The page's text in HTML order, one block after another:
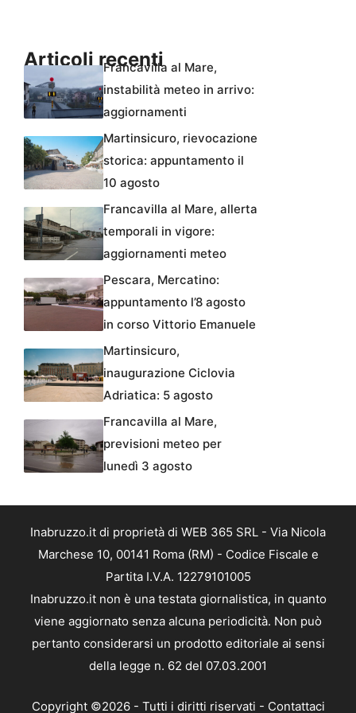
Articoli recenti
Francavilla al Mare,
instabilità meteo in arrivo:
aggiornamenti
Martinsicuro, rievocazione
storica: appuntamento il
10 agosto
Francavilla al Mare, allerta
temporali in vigore:
aggiornamenti meteo
Pescara, Mercatino:
appuntamento l’8 agosto
in corso Vittorio Emanuele
Martinsicuro,
inaugurazione Ciclovia
Adriatica: 5 agosto
Francavilla al Mare,
previsioni meteo per
lunedì 3 agosto
Inabruzzo.it di proprietà di WEB 365 SRL - Via Nicola
Marchese 10, 00141 Roma (RM) - Codice Fiscale e
Partita I.V.A. 12279101005
Inabruzzo.it non è una testata giornalistica, in quanto
viene aggiornato senza alcuna periodicità. Non può
pertanto considerarsi un prodotto editoriale ai sensi
della legge n. 62 del 07.03.2001
Copyright ©2026 - Tutti i diritti riservati - Contattaci